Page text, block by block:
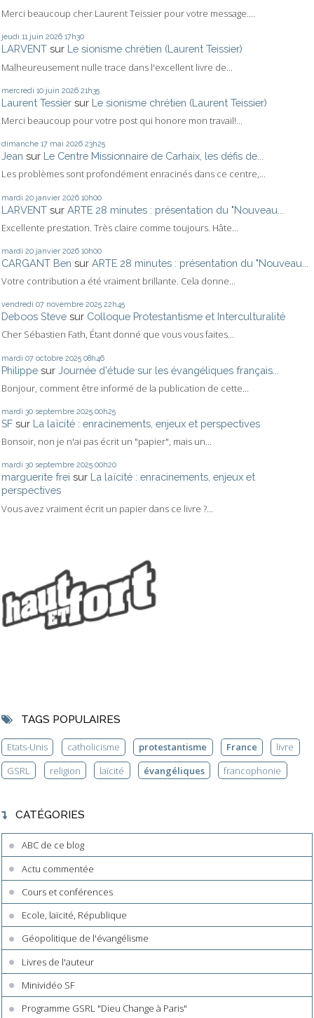
Merci beaucoup cher Laurent Teissier pour votre message....
jeudi 11 juin 2026 17h30
LARVENT sur Le sionisme chrétien (Laurent Teissier)
Malheureusement nulle trace dans l'excellent livre de...
mercredi 10 juin 2026 21h35
Laurent Tessier sur Le sionisme chrétien (Laurent Teissier)
Merci beaucoup pour votre post qui honore mon travail!...
dimanche 17 mai 2026 23h25
Jean sur Le Centre Missionnaire de Carhaix, les défis de...
Les problèmes sont profondément enracinés dans ce centre,...
mardi 20 janvier 2026 10h00
LARVENT sur ARTE 28 minutes : présentation du "Nouveau...
Excellente prestation. Très claire comme toujours. Hâte...
mardi 20 janvier 2026 10h00
CARGANT Ben sur ARTE 28 minutes : présentation du "Nouveau...
Votre contribution a été vraiment brillante. Cela donne...
vendredi 07 novembre 2025 22h45
Deboos Steve sur Colloque Protestantisme et Interculturalité
Cher Sébastien Fath, Étant donné que vous vous faites...
mardi 07 octobre 2025 08h46
Philippe sur Journée d'étude sur les évangéliques français...
Bonjour, comment être informé de la publication de cette...
mardi 30 septembre 2025 00h25
SF sur La laïcité : enracinements, enjeux et perspectives
Bonsoir, non je n'ai pas écrit un "papier", mais un...
mardi 30 septembre 2025 00h20
marguerite frei sur La laïcité : enracinements, enjeux et
perspectives
Vous avez vraiment écrit un papier dans ce livre ?...
TAGS POPULAIRES
Etats-Unis catholicisme protestantisme France
livre
GSRL
religion laïcité évangéliques francophonie
CATÉGORIES
ABC de ce blog
Actu commentée
Cours et conférences
Ecole, laïcité, République
Géopolitique de l'évangélisme
Livres de l'auteur
Minividéo SF
Programme GSRL "Dieu Change à Paris"